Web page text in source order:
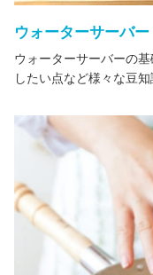
ウォーターサーバー
ウォーターサーバーの
したい点など様々な豆